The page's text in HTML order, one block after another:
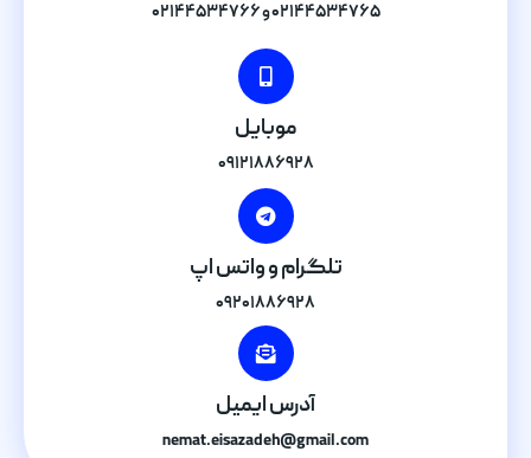
۰۲۱۴۴۵۳۴۷۶۵ و ۰۲۱۴۴۵۳۴۷۶۶
موبایل
۰۹۱۲۱۸۸۶۹۲۸
تلگرام و واتس اپ
۰۹۲۰۱۸۸۶۹۲۸
آدرس ایمیل
nemat.eisazadeh@gmail.com